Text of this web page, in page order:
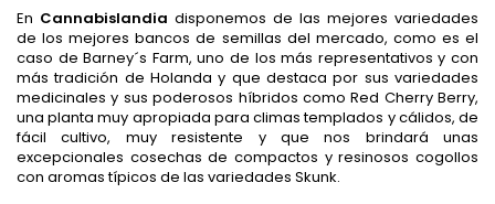
En Cannabislandia disponemos de las mejores variedades
de los mejores bancos de semillas del mercado, como es el
caso de Barney´s Farm, uno de los más representativos y con
más tradición de Holanda y que destaca por sus variedades
medicinales y sus poderosos híbridos como Red Cherry Berry,
una planta muy apropiada para climas templados y cálidos, de
fácil cultivo, muy resistente y que nos brindará unas
excepcionales cosechas de compactos y resinosos cogollos
con aromas típicos de las variedades Skunk.